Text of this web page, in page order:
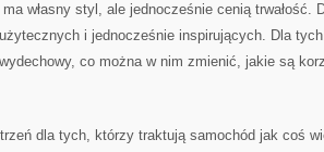
ma własny styl, ale jednocześnie cenią trwałość.
i jednocześnie inspirujących. Dla
co można w nim zmienić, jakie są
dla tych, którzy traktują samochód jak coś